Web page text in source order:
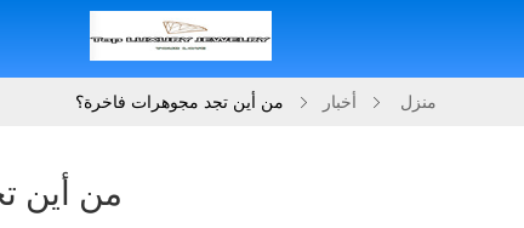
منزل أخبار من أين تجد مجوهرات فاخرة؟
من أين